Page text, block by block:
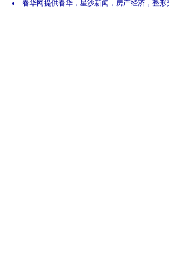
春华网提供春华，星沙新闻，房产经济，整